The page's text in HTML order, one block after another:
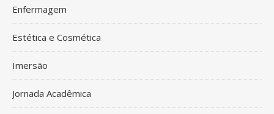
Enfermagem
Estética e Cosmética
Imersão
Jornada Acadêmica